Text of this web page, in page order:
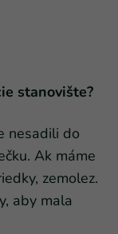
stanovište?
nesadili do
Ak máme
zemolez.
aby mala